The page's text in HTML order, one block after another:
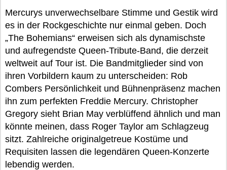
Mercurys unverwechselbare Stimme und Gestik wird
es in der Rockgeschichte nur einmal geben. Doch
„The Bohemians“ erweisen sich als dynamischste
und aufregendste Queen-Tribute-Band, die derzeit
weltweit auf Tour ist. Die Bandmitglieder sind von
ihren Vorbildern kaum zu unterscheiden: Rob
Combers Persönlichkeit und Bühnenpräsenz machen
ihn zum perfekten Freddie Mercury. Christopher
Gregory sieht Brian May verblüffend ähnlich und man
könnte meinen, dass Roger Taylor am Schlagzeug
sitzt. Zahlreiche originalgetreue Kostüme und
Requisiten lassen die legendären Queen-Konzerte
lebendig werden.